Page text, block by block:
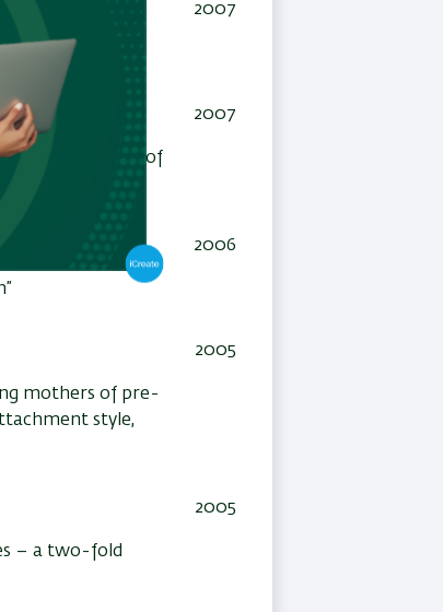
twins”
2007
after the birth of
2007
Portugal) 2006
mothers of pre-
style,
2005
– a two-fold
2005